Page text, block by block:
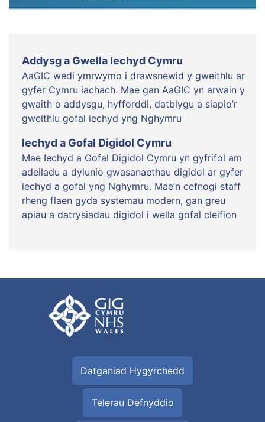
Addysg a Gwella Iechyd Cymru
AaGIC wedi ymrwymo i drawsnewid y gweithlu ar
gyfer Cymru iachach. Mae gan AaGIC yn arwain y
gwaith o addysgu, hyfforddi, datblygu a siapio’r
gweithlu gofal iechyd yng Nghymru
Iechyd a Gofal Digidol Cymru
Mae Iechyd a Gofal Digidol Cymru yn gyfrifol am
adeiladu a dylunio gwasanaethau digidol ar gyfer
iechyd a gofal yng Nghymru. Mae’n cefnogi staff
rheng flaen gyda systemau modern, gan greu
apiau a datrysiadau digidol i wella gofal cleifion
Datganiad Hygyrchedd
Telerau Defnyddio